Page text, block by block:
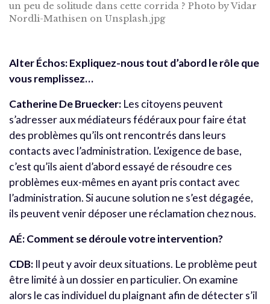
un peu de solitude dans cette corrida ? Photo by Vidar
Nordli-Mathisen on Unsplash.jpg
Alter Échos: Expliquez-nous tout d’abord le rôle que
vous remplissez…
Catherine De Bruecker: Les citoyens peuvent
s’adresser aux médiateurs fédéraux pour faire état
des problèmes qu’ils ont rencontrés dans leurs
contacts avec l’administration. L’exigence de base,
c’est qu’ils aient d’abord essayé de résoudre ces
problèmes eux-mêmes en ayant pris contact avec
l’administration. Si aucune solution ne s’est dégagée,
ils peuvent venir déposer une réclamation chez nous.
AÉ: Comment se déroule votre intervention?
CDB: Il peut y avoir deux situations. Le problème peut
être limité à un dossier en particulier. On examine
alors le cas individuel du plaignant afin de détecter s’il